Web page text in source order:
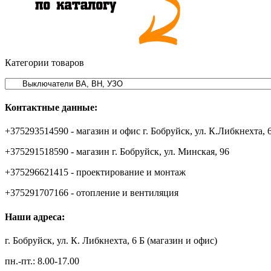
Категории товаров
Контактные данные:
+375293514590 - магазин и офис г. Бобруйск, ул. К.Либкнехта,
+375291518590 - магазин г. Бобруйск, ул. Минская, 96
+375296621415 - проектирование и монтаж
+375291707166 - отопление и вентиляция
Наши адреса:
г. Бобруйск, ул. К. Либкнехта, 6 Б (магазин и офис)
пн.-пт.: 8.00-17.00